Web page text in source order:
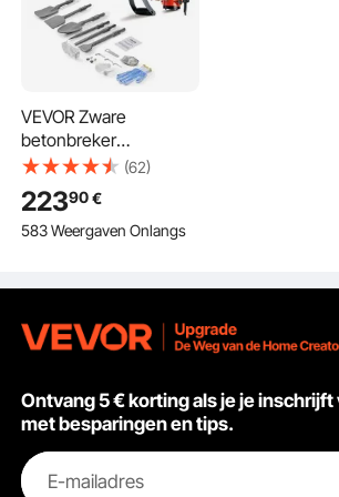
VEVOR Zware
betonbreker
sloophamer 2200W,
elektrische
sloophamer,
boorhamer,
puntbeitel, platte
beitel, schraapbeitel
enz.
(62)
22390€
583 Weergaven Onlangs
Ontvang 5 € korting als je je
met besparingen en tips.
E-mailadres